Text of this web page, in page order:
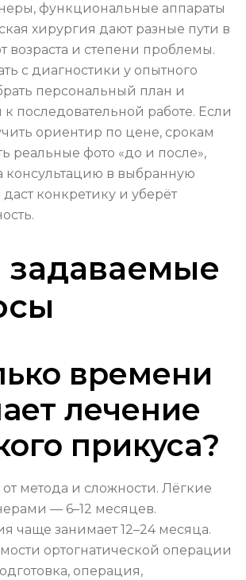
функциональные аппараты
хирургия дают разные пути в
возраста и степени проблемы.
с диагностики у опытного
персональный план и
к последовательной работе. Если
ориентир по цене, срокам
реальные фото «до и после»,
консультацию в выбранную
конкретику и уберёт
задаваемые
времени
лечение
прикуса?
метода и сложности. Лёгкие
— 6–12 месяцев.
чаще занимает 12–24 месяца.
ортогнатической операции
операция,